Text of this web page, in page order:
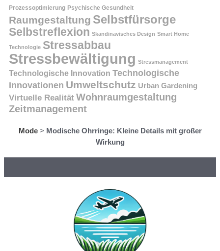
Prozessoptimierung Psychische Gesundheit
Raumgestaltung Selbstfürsorge
Selbstreflexion Skandinavisches Design Smart Home
Technologie Stressabbau
Stressbewältigung Stressmanagement
Technologische Innovation Technologische
Innovationen Umweltschutz Urban Gardening
Virtuelle Realität Wohnraumgestaltung
Zeitmanagement
Mode> Modische Ohrringe: Kleine Details mit großer
Wirkung